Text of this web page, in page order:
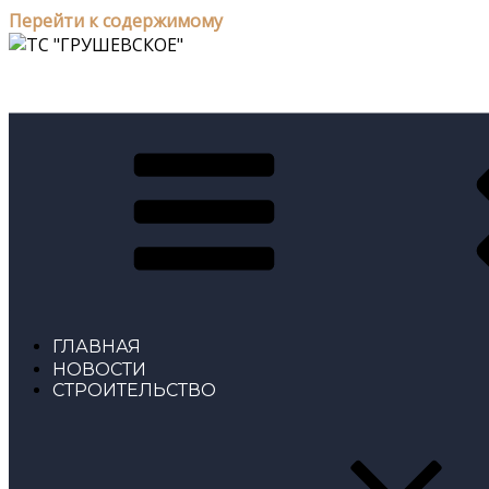
Перейти к содержимому
ГЛАВНАЯ
НОВОСТИ
СТРОИТЕЛЬСТВО